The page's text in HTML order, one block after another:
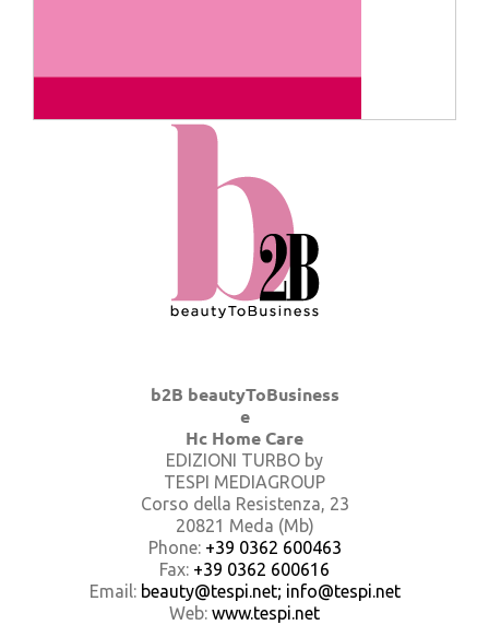
b2B beautyToBusiness
e
Hc Home Care
EDIZIONI TURBO by
TESPI MEDIAGROUP
Corso della Resistenza, 23
20821 Meda (Mb)
Phone: +39 0362 600463
Fax: +39 0362 600616
Email: beauty@tespi.net; info@tespi.net
Web: www.tespi.net